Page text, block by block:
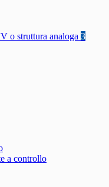
o struttura analoga 3
a controllo